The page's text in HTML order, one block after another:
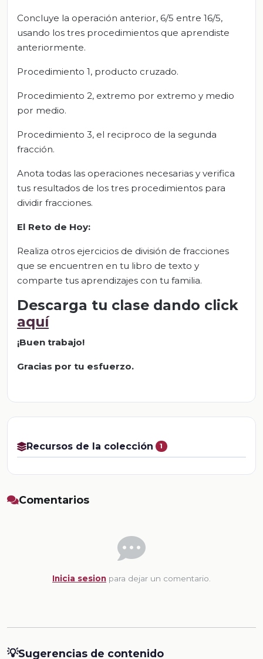
Concluye la operación anterior, 6/5 entre 16/5,
usando los tres procedimientos que aprendiste
anteriormente.
Procedimiento 1, producto cruzado.
Procedimiento 2, extremo por extremo y medio
por medio.
Procedimiento 3, el reciproco de la segunda
fracción.
Anota todas las operaciones necesarias y verifica
tus resultados de los tres procedimientos para
dividir fracciones.
El Reto de Hoy:
Realiza otros ejercicios de división de fracciones
que se encuentren en tu libro de texto y
comparte tus aprendizajes con tu familia.
Descarga tu clase dando click
aquí
¡Buen trabajo!
Gracias por tu esfuerzo.
Recursos de la colección 1
Comentarios
Inicia sesion para dejar un comentario.
💡Sugerencias de contenido